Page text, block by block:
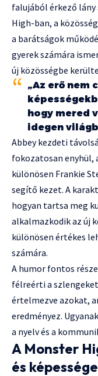
falujából érkező lány
High-ban, a
a barátságok
gyerek számára
új közösségbe
„Az erő nem
hogy mered
idegen
Abbey kezdeti
fokozatosan enyhül,
különösen Frankie
segítő kezet. A
hogyan tartsa meg
alkalmazkodik az új
különösen értékes
számára.
A humor fontos
félreérti a
értelmezve azokat,
eredményez.
a nyelv és a
A Monster
és